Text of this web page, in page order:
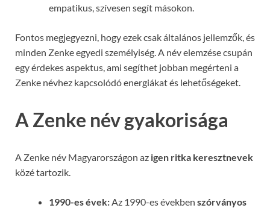
empatikus, szívesen segít másokon.
Fontos megjegyezni, hogy ezek csak általános jellemzők, és
minden Zenke egyedi személyiség. A név elemzése csupán
egy érdekes aspektus, ami segíthet jobban megérteni a
Zenke névhez kapcsolódó energiákat és lehetőségeket.
A Zenke név gyakorisága
A Zenke név Magyarországon az igen ritka keresztnevek
közé tartozik.
1990-es évek: Az 1990-es években szórványos